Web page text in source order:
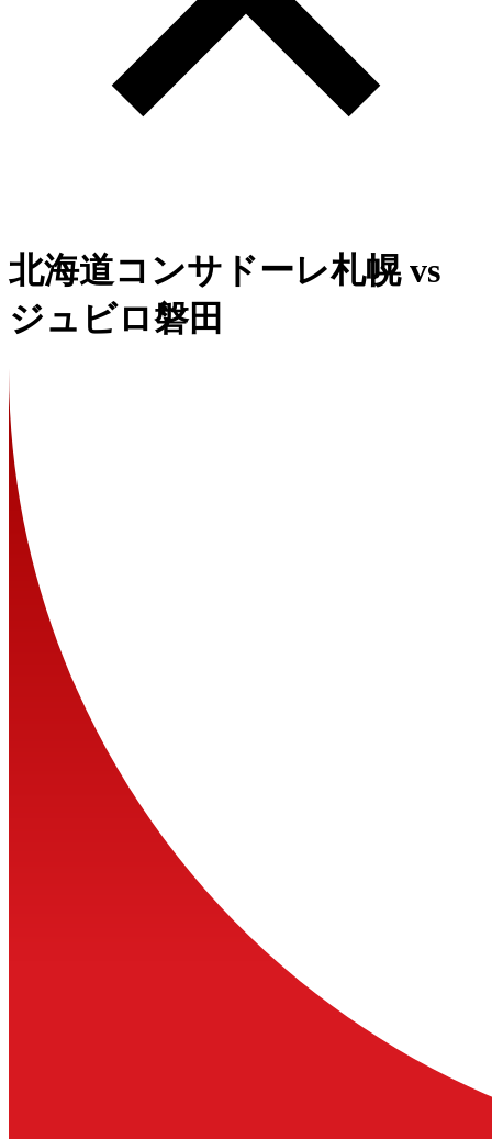
北海道コンサドーレ札幌vs
ジュビロ磐田